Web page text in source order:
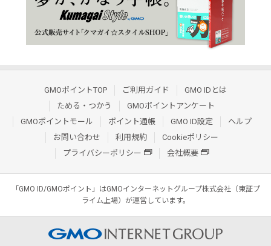
GMOポイントTOP ご利用ガイド
GMO IDとは
ためる・つかう
GMOポイントアンケート
GMOポイントモール
ポイント通帳 GMO ID設定
ヘルプ
お問い合わせ
利用規約
Cookieポリシー
プライバシーポリシー
会社概要
「GMO ID/GMOポイント」はGMOインターネットグループ株式会社（東証プ
ライム上場）が運営しています。